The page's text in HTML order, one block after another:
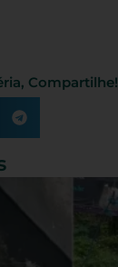
Compartilhe!